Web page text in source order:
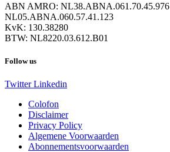
ABN AMRO: NL38.ABNA.061.70.45.976
NL05.ABNA.060.57.41.123
KvK: 130.38280
BTW: NL8220.03.612.B01
Follow us
Twitter Linkedin
Colofon
Disclaimer
Privacy Policy
Algemene Voorwaarden
Abonnementsvoorwaarden